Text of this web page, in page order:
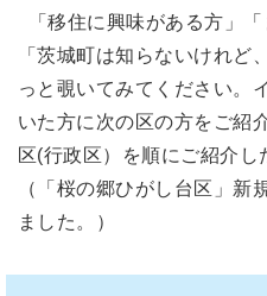
「移住に興味がある方」「
「茨城町は知らないけれど
っと覗いてみてください。
いた方に次の区の方をご紹
区(行政区）を順にご紹介し
（「桜の郷ひがし台区」新
ました。）